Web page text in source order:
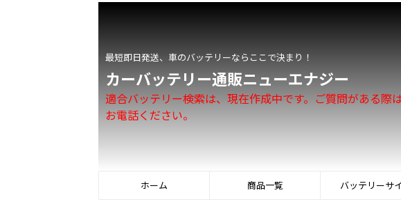
最短即日発送、車のバッテリーならここで決まり！
カーバッテリー通販ニューエナジー
適合バッテリー検索は、現在作成中です。ご質問がある際は
お電話ください。
ホーム 商品一覧 バッテリーサ